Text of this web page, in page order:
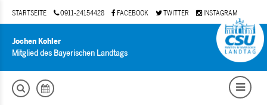
STARTSEITE 0911-24154428 FACEBOOK TWITTER INSTAGRAM
Jochen Kohler
Mitglied des Bayerischen Landtags